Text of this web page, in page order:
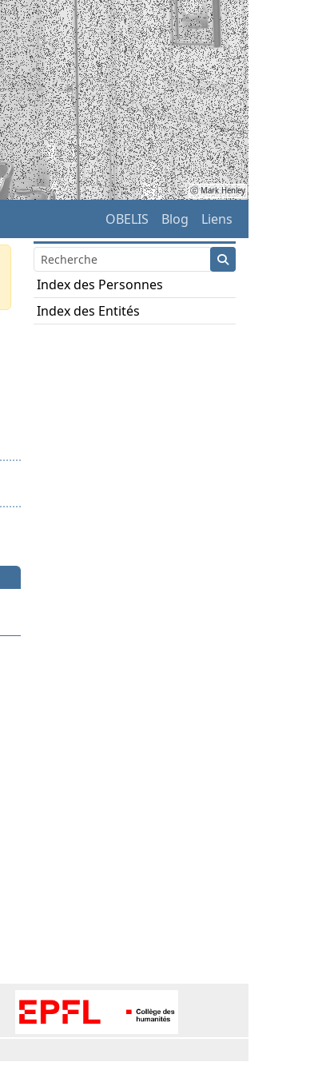
ⓒ Mark Henley
OBELIS Blog Liens
Index des Personnes
Index des Entités